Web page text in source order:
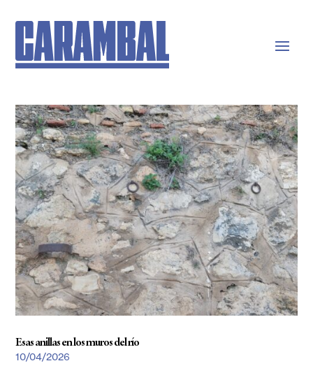
Esas anillas en los muros del río
10/04/2026